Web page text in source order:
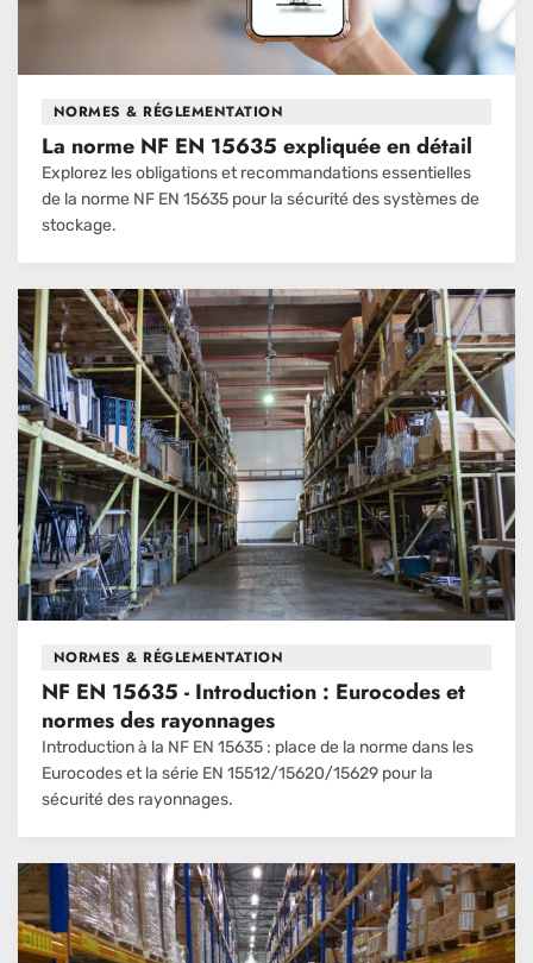
NORMES & RÉGLEMENTATION
La norme NF EN 15635 expliquée en détail
Explorez les obligations et recommandations essentielles
de la norme NF EN 15635 pour la sécurité des systèmes de
stockage.
NORMES & RÉGLEMENTATION
NF EN 15635 - Introduction : Eurocodes et
normes des rayonnages
Introduction à la NF EN 15635 : place de la norme dans les
Eurocodes et la série EN 15512/15620/15629 pour la
sécurité des rayonnages.